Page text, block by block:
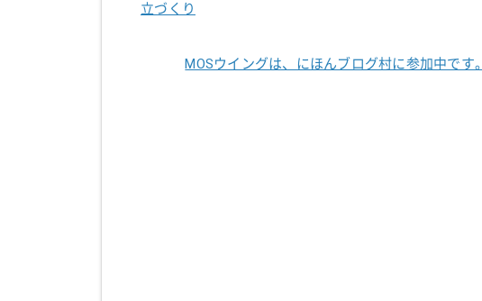
立づくり
MOSウイングは、にほんブログ村に参加中です。